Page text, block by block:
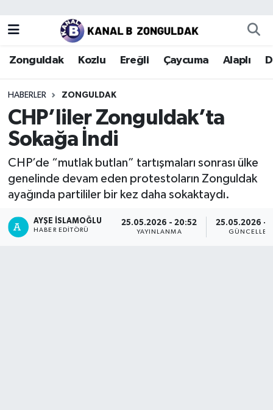
Zonguldak Kozlu Ereğli Çaycuma Alaplı
HABERLER ZONGULDAK
CHP’liler Zonguldak’ta
Sokağa İndi
CHP’de “mutlak butlan” tartışmaları sonrası ülke
genelinde devam eden protestoların Zonguldak
ayağında partililer bir kez daha sokaktaydı.
AYŞE İSLAMOĞLU
HABER EDITÖRÜ
25.05.2026 - 20:52
YAYINLANMA
25.05.2026 -
Zonguldak
Kozlu
Ereğli
Çaycuma
Devrek
Gökçebey
Zonguldak Nöbetçi Eczaneler
Zonguldak Hava Durumu
Zonguldak Trafik Yoğunluk Haritası
Puan Durumu ve Fikstür
Son Dakika Haberleri
Haber Arşivi